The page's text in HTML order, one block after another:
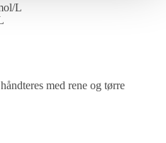
L
med rene og tørre